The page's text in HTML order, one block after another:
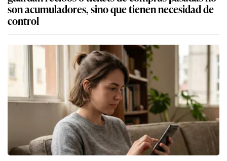
son acumuladores, sino que tienen necesidad de
control